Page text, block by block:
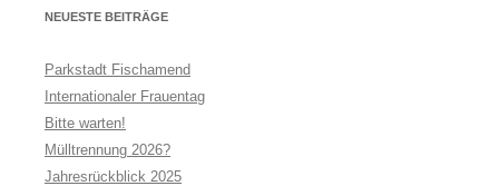
NEUESTE BEITRÄGE
Parkstadt Fischamend
Internationaler Frauentag
Bitte warten!
Mülltrennung 2026?
Jahresrückblick 2025